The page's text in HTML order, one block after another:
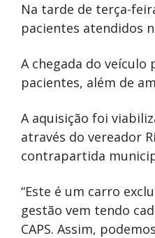
Na tarde de terça-
pacientes atendidos
A chegada do
pacientes, além de
A aquisição foi
através do vereador
contrapartida
“Este é um carro
gestão vem tendo
CAPS. Assim,